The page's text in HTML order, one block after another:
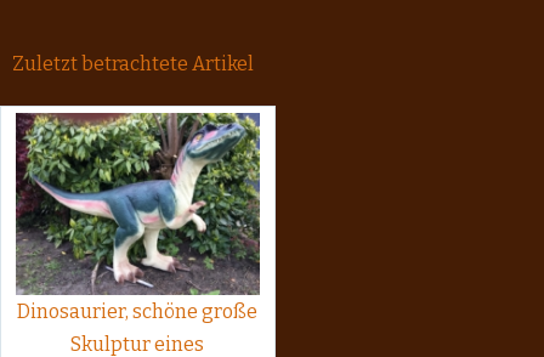
Zuletzt betrachtete Artikel
Dinosaurier, schöne große
Skulptur eines